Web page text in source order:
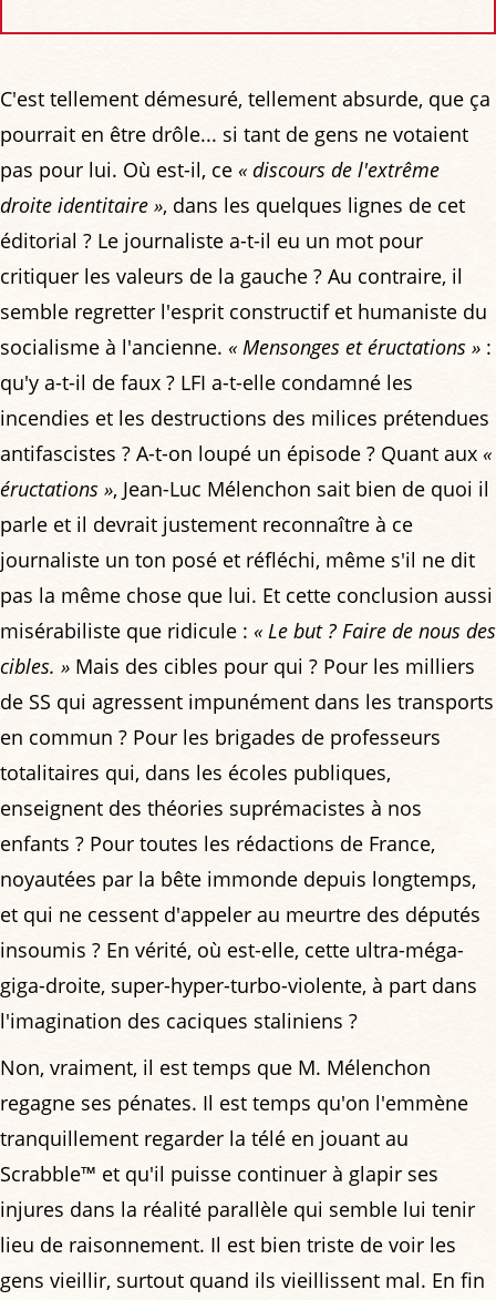
C'est tellement démesuré, tellement absurde, que ça
pourrait en être drôle... si tant de gens ne votaient
pas pour lui. Où est-il, ce « discours de l'extrême
droite identitaire », dans les quelques lignes de cet
éditorial ? Le journaliste a-t-il eu un mot pour
critiquer les valeurs de la gauche ? Au contraire, il
semble regretter l'esprit constructif et humaniste du
socialisme à l'ancienne. « Mensonges et éructations » :
qu'y a-t-il de faux ? LFI a-t-elle condamné les
incendies et les destructions des milices prétendues
antifascistes ? A-t-on loupé un épisode ? Quant aux «
éructations », Jean-Luc Mélenchon sait bien de quoi il
parle et il devrait justement reconnaître à ce
journaliste un ton posé et réfléchi, même s'il ne dit
pas la même chose que lui. Et cette conclusion aussi
misérabiliste que ridicule : « Le but ? Faire de nous des
cibles. » Mais des cibles pour qui ? Pour les milliers
de SS qui agressent impunément dans les transports
en commun ? Pour les brigades de professeurs
totalitaires qui, dans les écoles publiques,
enseignent des théories suprémacistes à nos
enfants ? Pour toutes les rédactions de France,
noyautées par la bête immonde depuis longtemps,
et qui ne cessent d'appeler au meurtre des députés
insoumis ? En vérité, où est-elle, cette ultra-méga-
giga-droite, super-hyper-turbo-violente, à part dans
l'imagination des caciques staliniens ?
Non, vraiment, il est temps que M. Mélenchon
regagne ses pénates. Il est temps qu'on l'emmène
tranquillement regarder la télé en jouant au
Scrabble™ et qu'il puisse continuer à glapir ses
injures dans la réalité parallèle qui semble lui tenir
lieu de raisonnement. Il est bien triste de voir les
gens vieillir, surtout quand ils vieillissent mal. En fin